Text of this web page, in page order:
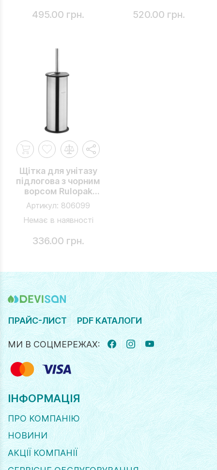
495.00 грн. 520.00 грн.
Щітка для унітазу
підлогова з чорним
ворсом Rulopak
Classic
Артикул: 806099
Немає в наявності
336.00 грн.
ПРАЙС-ЛИСТ PDF КАТАЛОГИ
МИ В СОЦМЕРЕЖАХ: FACEBOOK
INSTAGRAM
YOUTUBE
ІНФОРМАЦІЯ
ПРО КОМПАНІЮ
НОВИНИ
АКЦІЇ КОМПАНІЇ